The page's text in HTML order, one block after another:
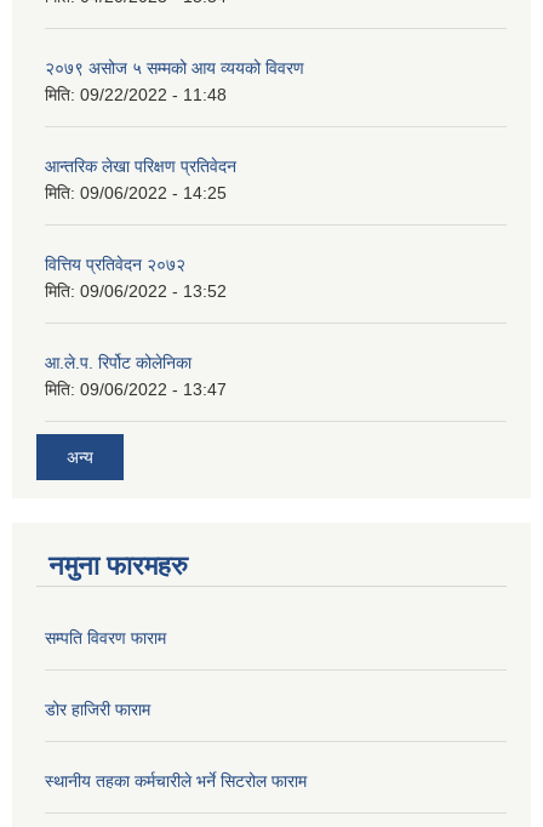
२०७९ असोज ५ सम्मको आय व्ययको विवरण
मिति: 09/22/2022 - 11:48
आन्तरिक लेखा परिक्षण प्रतिवेदन
मिति: 09/06/2022 - 14:25
वित्तिय प्रतिवेदन २०७२
मिति: 09/06/2022 - 13:52
आ.ले.प. रिर्पोट कोलेनिका
मिति: 09/06/2022 - 13:47
अन्य
नमुना फारमहरु
सम्पति विवरण फाराम
डोर हाजिरी फाराम
स्थानीय तहका कर्मचारीले भर्ने सिटरोल फाराम